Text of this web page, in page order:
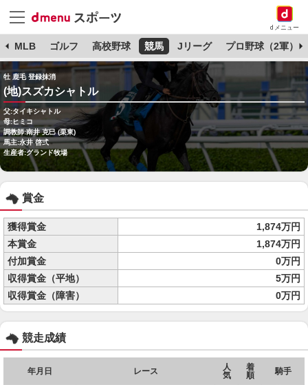
dメニュー
MLB ゴルフ 高校野球 競馬 Jリーグ プロ野球（2軍）
牡 鹿毛 登録抹消
(地)スズカシャトル
父:タイキシャトル
母:ヒミコ
調教師:南井 克巳 (栗東)
馬主:永井 啓弍
生産者:グランド牧場
賞金
獲得賞金
1,874万円
本賞金
1,874万円
付加賞金
0万円
収得賞金（平地）
5万円
収得賞金（障害）
0万円
競走成績
年月日 レース
人
気
着
順
騎手